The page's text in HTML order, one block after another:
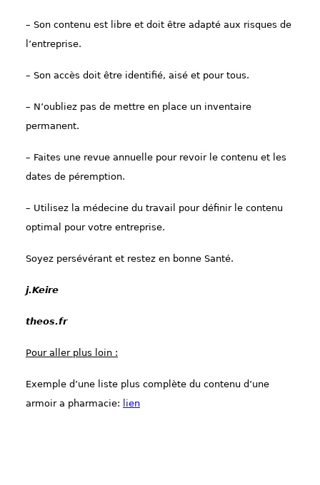
– Son contenu est libre et doit être adapté aux risques de
l’entreprise.
– Son accès doit être identifié, aisé et pour tous.
– N’oubliez pas de mettre en place un inventaire
permanent.
– Faites une revue annuelle pour revoir le contenu et les
dates de péremption.
– Utilisez la médecine du travail pour définir le contenu
optimal pour votre entreprise.
Soyez persévérant et restez en bonne Santé.
j.Keire
theos.fr
Pour aller plus loin :
Exemple d’une liste plus complète du contenu d’une
armoir a pharmacie:
lien